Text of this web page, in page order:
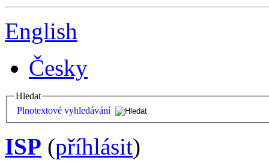
English
Česky
Hledat
Plnotextové vyhledávání
ISP (příhlásit)